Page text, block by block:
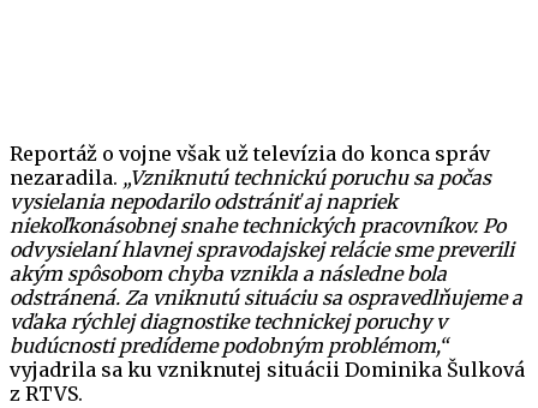
Reportáž o vojne však už televízia do konca správ
nezaradila. „Vzniknutú technickú poruchu sa počas
vysielania nepodarilo odstrániť aj napriek
niekoľkonásobnej snahe technických pracovníkov. Po
odvysielaní hlavnej spravodajskej relácie sme preverili
akým spôsobom chyba vznikla a následne bola
odstránená. Za vniknutú situáciu sa ospravedlňujeme a
vďaka rýchlej diagnostike technickej poruchy v
budúcnosti predídeme podobným problémom,“
vyjadrila sa ku vzniknutej situácii Dominika Šulková
z RTVS.